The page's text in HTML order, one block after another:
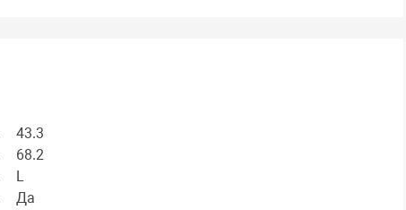
43.3
68.2
L
Да